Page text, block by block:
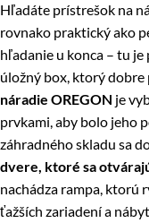
Hľadáte prístrešok na
rovnako praktický ako
hľadanie u konca – tu
úložný box, ktorý dobre
náradie OREGON je
prvkami, aby bolo jeho
záhradného skladu sa
dvere, ktoré sa
nachádza rampa, ktorú
ťažších zariadení a